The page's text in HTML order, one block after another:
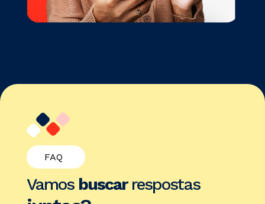
FAQ
Vamos buscarrespostas